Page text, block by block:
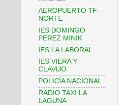
AEROPUERTO TF-
NORTE
IES DOMINGO
PEREZ MINIK
IES LA LABORAL
IES VIERA Y
CLAVIJO
POLICÍA NACIONAL
RADIO TAXI LA
LAGUNA